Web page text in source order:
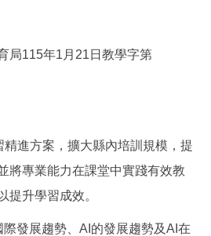
局115年1月21日教學字第
進方案，擴大縣內培訓規模，提
將專業能力在課堂中實踐有效教
提升學習成效。
發展趨勢、AI的發展趨勢及AI在